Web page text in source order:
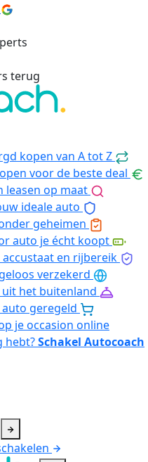
terug
kopen van A tot Z
voor de beste deal
leasen op maat
ideale auto
geheimen
auto je écht koopt
en rijbereik
verzekerd
het buitenland
geregeld
je occasion online
hebt?Schakel Autocoach